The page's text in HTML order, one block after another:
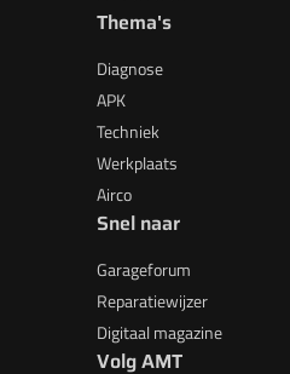
Thema's
Diagnose
APK
Techniek
Werkplaats
Airco
Snel naar
Garageforum
Reparatiewijzer
Digitaal magazine
Volg AMT